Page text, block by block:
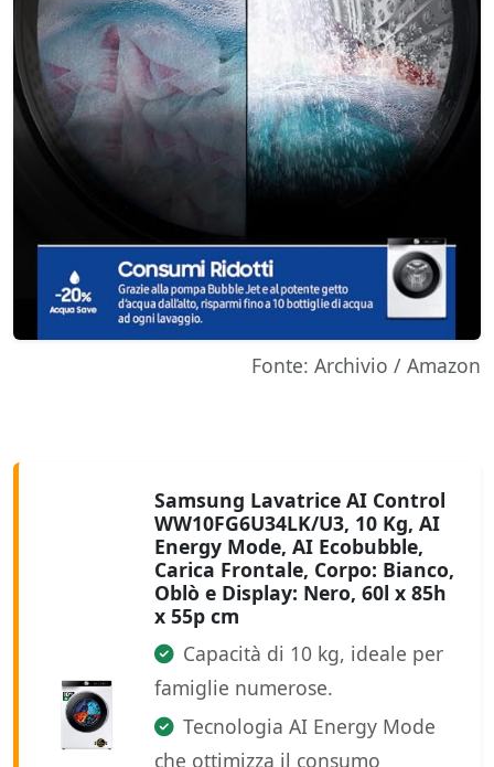
Fonte: Archivio / Amazon
Samsung Lavatrice AI Control
WW10FG6U34LK/U3, 10 Kg, AI
Energy Mode, AI Ecobubble,
Carica Frontale, Corpo: Bianco,
Oblò e Display: Nero, 60l x 85h
x 55p cm
Capacità di 10 kg, ideale per
famiglie numerose.
Tecnologia AI Energy Mode
che ottimizza il consumo